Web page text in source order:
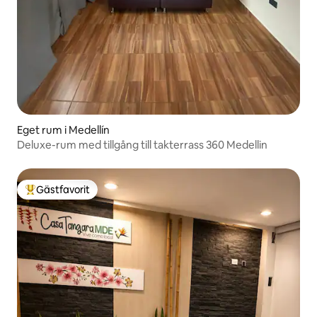
Eget rum i Medellín
Deluxe-rum med tillgång till takterrass 360 Medellin
Populär gästfavorit
Gästfavorit